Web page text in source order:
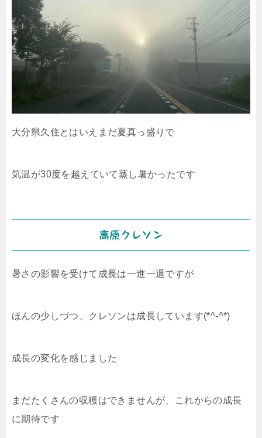
大分県久住とはいえまだ夏真っ盛りで
気温が30度を越えていて蒸し暑かったです
高原クレソン
暑さの影響を受けて成長は一進一退ですが
ほんの少しづつ、クレソンは成長しています(*^-^*)
成長の変化を感じました
まだたくさんの収穫はできませんが、これからの成長
に期待です